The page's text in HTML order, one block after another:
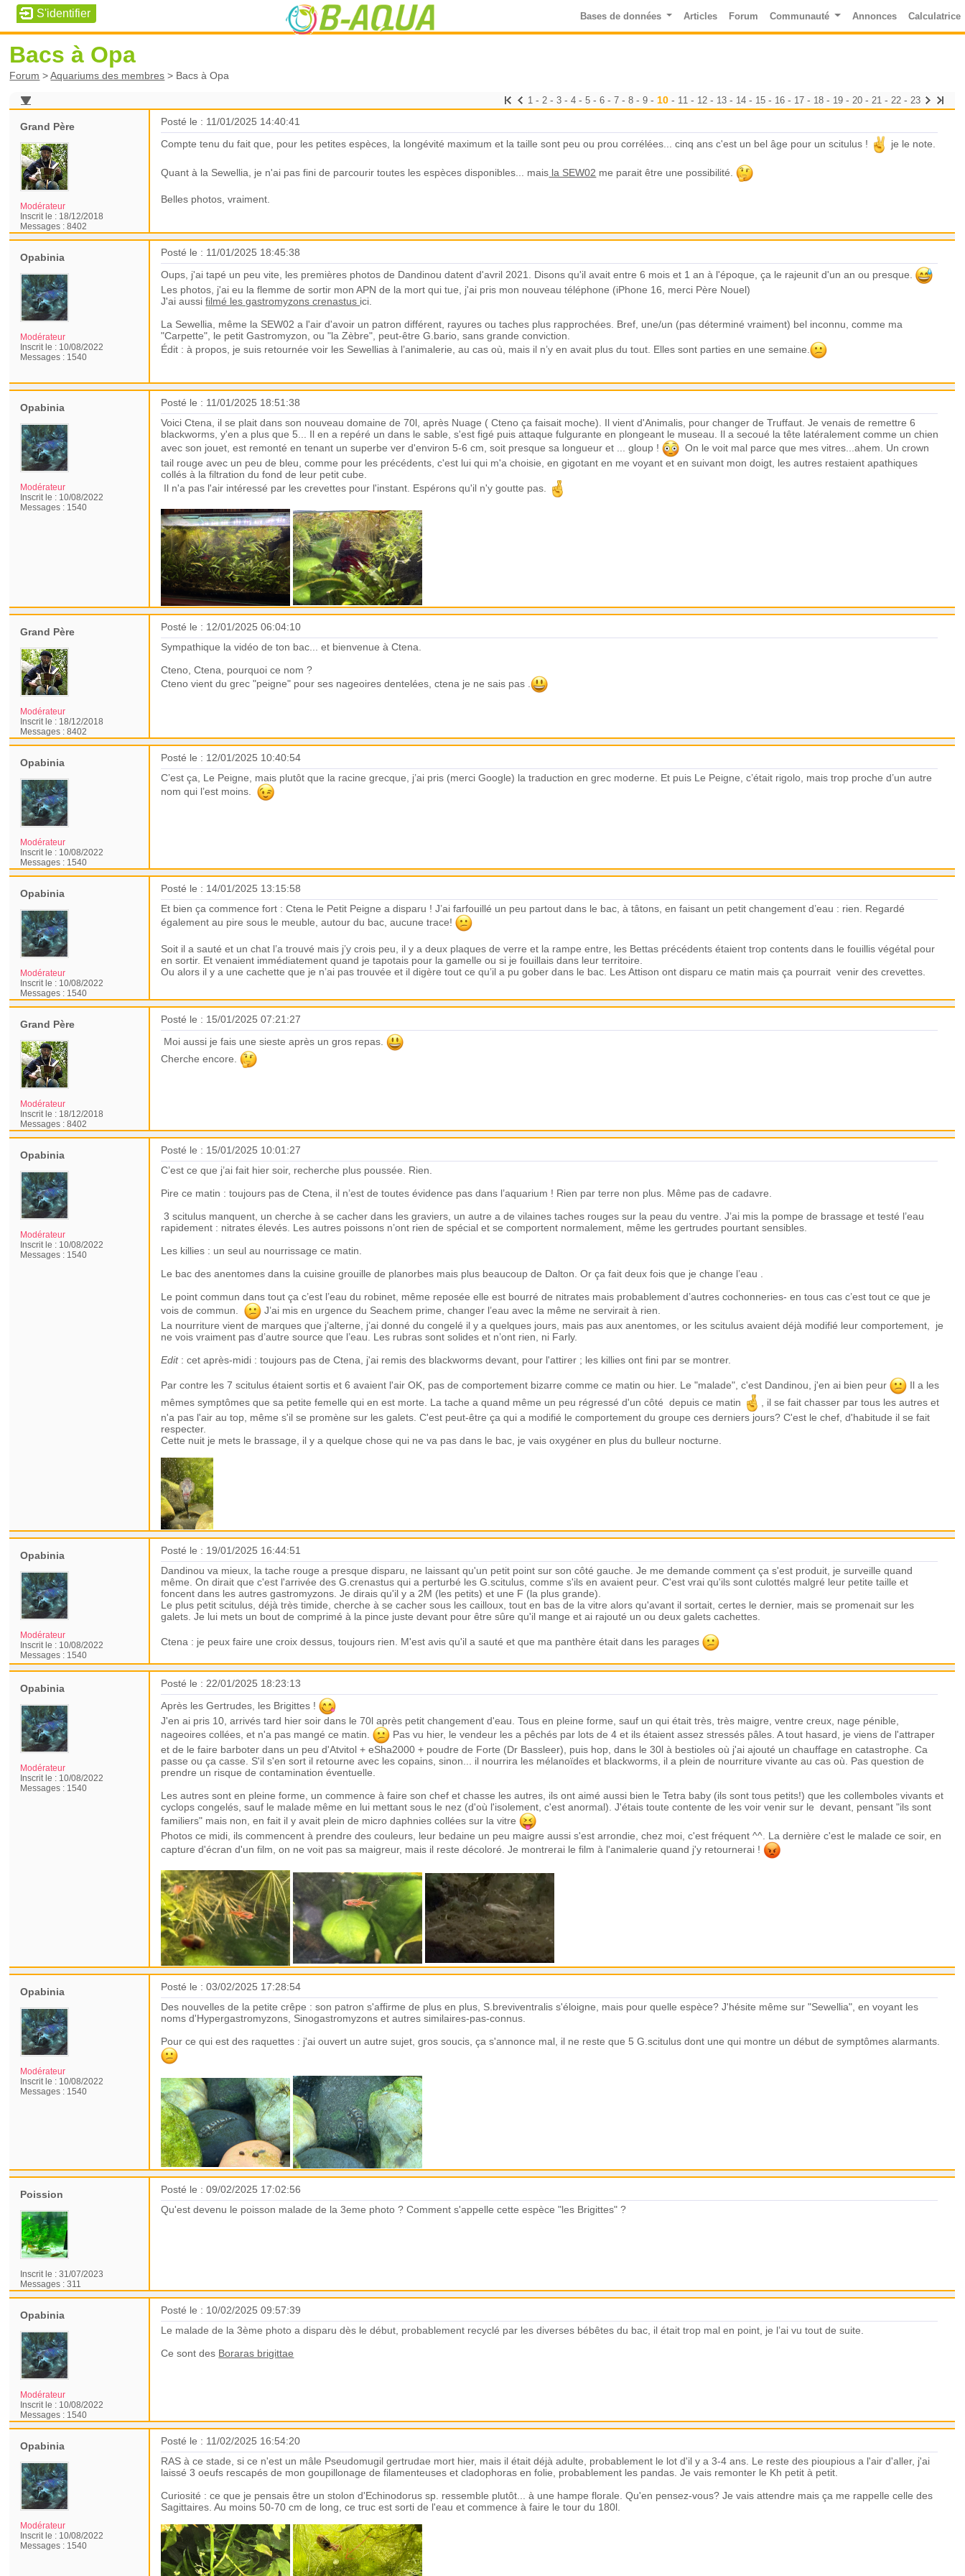
Bases de données Articles Forum Communauté Annonces Calculatrice
Bacs à Opa
Forum >Aquariums des membres > Bacs à Opa
1 - 2 -3 -4 -5 -6 -7 -8 -9 - 10 - 11 - 12 - 13 - 14 - 15 - 16 - 17 - 18 - 19 - 20 - 21 - 22 - 23
Grand Père
Modérateur
Inscrit le : 18/12/2018
Messages :8402
Posté le : 11/01/2025 14:40:41
Compte tenu du fait que, pour les petites espèces, la longévité maximum et la taille sont peu ou prou corrélées... cinq ans c'est un bel âge pour un scitulus !
je le note.
Quant à la Sewellia, je n'ai pas fini de parcourir toutes les espèces disponibles... mais la SEW02 me parait être une possibilité.
Belles photos, vraiment.
Opabinia
Modérateur
Inscrit le : 10/08/2022
Messages : 1540
Posté le : 11/01/2025 18:45:38
Oups, j'ai tapé un peu vite, les premières photos de Dandinou datent d'avril 2021. Disons qu'il avait entre 6 mois et 1 an à l'époque, ça le rajeunit d'un an ou presque.
Les photos, j'ai eu la flemme de sortir mon APN de la mort qui tue, j'ai pris mon nouveau téléphone (iPhone 16, merci Père Nouel)
J'ai aussifilmé les gastromyzons crenastus ici.
La Sewellia, même la SEW02 a l'air d'avoir un patron différent, rayures ou taches plus rapprochées. Bref, une/un (pas déterminé vraiment) bel inconnu, comme ma
"Carpette", le petit Gastromyzon, ou "la Zèbre", peut-être G.bario, sans grande conviction.
Édit : à propos, je suis retournée voir les Sewellias à l’animalerie, au cas où, mais il n’y en avait plus du tout. Elles sont parties en une semaine.
Opabinia
Modérateur
Inscrit le : 10/08/2022
Messages : 1540
Posté le : 11/01/2025 18:51:38
Voici Ctena, il se plait dans son nouveau domaine de 70l, après Nuage ( Cteno ça faisait moche). Il vient d'Animalis, pour changer de Truffaut. Je venais de remettre 6
blackworms, y'en a plus que 5... Il en a repéré un dans le sable, s'est figé puis attaque fulgurante en plongeant le museau. Il a secoué la tête latéralement comme un chien
avec son jouet, est remonté en tenant un superbe ver d'environ 5-6 cm, soit presque sa longueur et ... gloup !
On le voit mal parce que mes vitres...ahem. Un crown
tail rouge avec un peu de bleu, comme pour les précédents, c'est lui qui m'a choisie, en gigotant en me voyant et en suivant mon doigt, les autres restaient apathiques
collés à la filtration du fond de leur petit cube.
Il n'a pas l'air intéressé par les crevettes pour l'instant. Espérons qu'il n'y goutte pas.
Grand Père
Modérateur
Inscrit le : 18/12/2018
Messages :8402
Posté le : 12/01/2025 06:04:10
Sympathique la vidéo de ton bac... et bienvenue à Ctena.
Cteno, Ctena, pourquoi ce nom ?
Cteno vient du grec "peigne" pour ses nageoires dentelées, ctena je ne sais pas .
Opabinia
Modérateur
Inscrit le : 10/08/2022
Messages : 1540
Posté le : 12/01/2025 10:40:54
C’est ça, Le Peigne, mais plutôt que la racine grecque, j’ai pris (merci Google) la traduction en grec moderne. Et puis Le Peigne, c’était rigolo, mais trop proche d’un autre
nom qui l’est moins.
Opabinia
Modérateur
Inscrit le : 10/08/2022
Messages : 1540
Posté le : 14/01/2025 13:15:58
Et bien ça commence fort : Ctena le Petit Peigne a disparu ! J’ai farfouillé un peu partout dans le bac, à tâtons, en faisant un petit changement d’eau : rien. Regardé
également au pire sous le meuble, autour du bac, aucune trace!
Soit il a sauté et un chat l’a trouvé mais j’y crois peu, il y a deux plaques de verre et la rampe entre, les Bettas précédents étaient trop contents dans le fouillis végétal pour
en sortir. Et venaient immédiatement quand je tapotais pour la gamelle ou si je fouillais dans leur territoire.
Ou alors il y a une cachette que je n’ai pas trouvée et il digère tout ce qu’il a pu gober dans le bac. Les Attison ont disparu ce matin mais ça pourrait venir des crevettes.
Grand Père
Modérateur
Inscrit le : 18/12/2018
Messages :8402
Posté le : 15/01/2025 07:21:27
Moi aussi je fais une sieste après un gros repas.
Cherche encore.
Opabinia
Modérateur
Inscrit le : 10/08/2022
Messages : 1540
Posté le : 15/01/2025 10:01:27
C’est ce que j’ai fait hier soir, recherche plus poussée. Rien.
Pire ce matin : toujours pas de Ctena, il n’est de toutes évidence pas dans l’aquarium ! Rien par terre non plus. Même pas de cadavre.
3 scitulus manquent, un cherche à se cacher dans les graviers, un autre a de vilaines taches rouges sur la peau du ventre. J’ai mis la pompe de brassage et testé l’eau
rapidement : nitrates élevés. Les autres poissons n’ont rien de spécial et se comportent normalement, même les gertrudes pourtant sensibles.
Les killies : un seul au nourrissage ce matin.
Le bac des anentomes dans la cuisine grouille de planorbes mais plus beaucoup de Dalton. Or ça fait deux fois que je change l’eau .
Le point commun dans tout ça c’est l’eau du robinet, même reposée elle est bourré de nitrates mais probablement d’autres cochonneries- en tous cas c’est tout ce que je
vois de commun.
J’ai mis en urgence du Seachem prime, changer l’eau avec la même ne servirait à rien.
La nourriture vient de marques que j’alterne, j’ai donné du congelé il y a quelques jours, mais pas aux anentomes, or les scitulus avaient déjà modifié leur comportement, je
ne vois vraiment pas d’autre source que l’eau. Les rubras sont solides et n’ont rien, ni Farly.
Edit: cet après-midi : toujours pas de Ctena, j'ai remis des blackworms devant, pour l'attirer ; les killies ont fini par se montrer.
Par contre les 7 scitulus étaient sortis et 6 avaient l'air OK, pas de comportement bizarre comme ce matin ou hier. Le "malade", c'est Dandinou, j'en ai bien peur
Il a les
mêmes symptômes que sa petite femelle qui en est morte. La tache a quand même un peu régressé d'un côté depuis ce matin
, il se fait chasser par tous les autres et
n'a pas l'air au top, même s'il se promène sur les galets. C'est peut-être ça qui a modifié le comportement du groupe ces derniers jours? C'est le chef, d'habitude il se fait
respecter.
Cette nuit je mets le brassage, il y a quelque chose qui ne va pas dans le bac, je vais oxygéner en plus du bulleur nocturne.
Opabinia
Modérateur
Inscrit le : 10/08/2022
Messages : 1540
Posté le : 19/01/2025 16:44:51
Dandinou va mieux, la tache rouge a presque disparu, ne laissant qu'un petit point sur son côté gauche. Je me demande comment ça s'est produit, je surveille quand
même. On dirait que c'est l'arrivée des G.crenastus qui a perturbé les G.scitulus, comme s'ils en avaient peur. C'est vrai qu'ils sont culottés malgré leur petite taille et
foncent dans les autres gastromyzons. Je dirais qu'il y a 2M (les petits) et une F (la plus grande).
Le plus petit scitulus, déjà très timide, cherche à se cacher sous les cailloux, tout en bas de la vitre alors qu'avant il sortait, certes le dernier, mais se promenait sur les
galets. Je lui mets un bout de comprimé à la pince juste devant pour être sûre qu'il mange et ai rajouté un ou deux galets cachettes.
Ctena : je peux faire une croix dessus, toujours rien. M'est avis qu'il a sauté et que ma panthère était dans les parages
Opabinia
Modérateur
Inscrit le : 10/08/2022
Messages : 1540
Posté le : 22/01/2025 18:23:13
Après les Gertrudes, les Brigittes !
J'en ai pris 10, arrivés tard hier soir dans le 70l après petit changement d'eau. Tous en pleine forme, sauf un qui était très, très maigre, ventre creux, nage pénible,
nageoires collées, et n'a pas mangé ce matin.
Pas vu hier, le vendeur les a pêchés par lots de 4 et ils étaient assez stressés pâles. A tout hasard, je viens de l'attraper
et de le faire barboter dans un peu d'Atvitol + eSha2000 + poudre de Forte (Dr Bassleer), puis hop, dans le 30l à bestioles où j'ai ajouté un chauffage en catastrophe. Ca
passe ou ça casse. S'il s'en sort il retourne avec les copains, sinon... il nourrira les mélanoïdes et blackworms, il a plein de nourriture vivante au cas où. Pas question de
prendre un risque de contamination éventuelle.
Les autres sont en pleine forme, un commence à faire son chef et chasse les autres, ils ont aimé aussi bien le Tetra baby (ils sont tous petits!) que les collemboles vivants et
cyclops congelés, sauf le malade même en lui mettant sous le nez (d'où l'isolement, c'est anormal). J'étais toute contente de les voir venir sur le devant, pensant "ils sont
familiers" mais non, en fait il y avait plein de micro daphnies collées sur la vitre
Photos ce midi, ils commencent à prendre des couleurs, leur bedaine un peu maigre aussi s'est arrondie, chez moi, c'est fréquent ^^. La dernière c'est le malade ce soir, en
capture d'écran d'un film, on ne voit pas sa maigreur, mais il reste décoloré. Je montrerai le film à l'animalerie quand j'y retournerai !
Opabinia
Modérateur
Inscrit le : 10/08/2022
Messages : 1540
Posté le : 03/02/2025 17:28:54
Des nouvelles de la petite crêpe : son patron s'affirme de plus en plus, S.breviventralis s'éloigne, mais pour quelle espèce? J'hésite même sur "Sewellia", en voyant les
noms d'Hypergastromyzons, Sinogastromyzons et autres similaires-pas-connus.
Pour ce qui est des raquettes : j'ai ouvert un autre sujet, gros soucis, ça s'annonce mal, il ne reste que 5 G.scitulus dont une qui montre un début de symptômes alarmants.
Poission
Inscrit le :31/07/2023
Messages :311
Posté le : 09/02/2025 17:02:56
Qu'est devenu le poisson malade de la 3eme photo ? Comment s'appelle cette espèce "les Brigittes" ?
Opabinia
Modérateur
Inscrit le : 10/08/2022
Messages : 1540
Posté le : 10/02/2025 09:57:39
Le malade de la 3ème photo a disparu dès le début, probablement recyclé par les diverses bébêtes du bac, il était trop mal en point, je l’ai vu tout de suite.
Ce sont des Boraras brigittae
Opabinia
Modérateur
Inscrit le : 10/08/2022
Messages : 1540
Posté le : 11/02/2025 16:54:20
RAS à ce stade, si ce n'est un mâle Pseudomugil gertrudae mort hier, mais il était déjà adulte, probablement le lot d'il y a 3-4 ans. Le reste des pioupious a l'air d'aller, j'ai
laissé 3 oeufs rescapés de mon goupillonage de filamenteuses et cladophoras en folie, probablement les pandas. Je vais remonter le Kh petit à petit.
Curiosité : ce que je pensais être un stolon d'Echinodorus sp. ressemble plutôt... à une hampe florale. Qu'en pensez-vous? Je vais attendre mais ça me rappelle celle des
Sagittaires. Au moins 50-70 cm de long, ce truc est sorti de l'eau et commence à faire le tour du 180l.